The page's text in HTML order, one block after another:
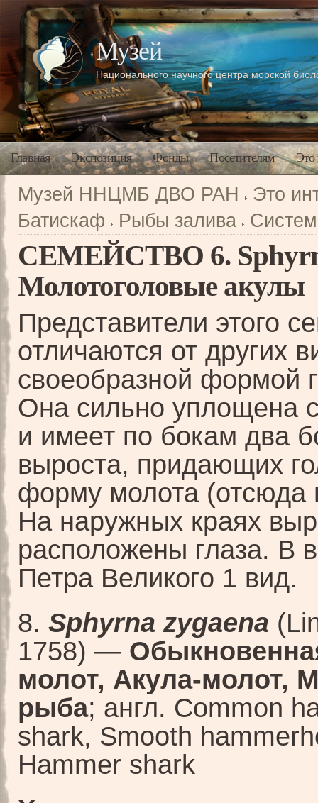
Музей
Национального научного центра морской
Главная Экспозиция Фонды Посетителям Это
Музей ННЦМБ ДВО РАН
Это
Батискаф
Рыбы залива
СЕМЕЙСТВО 6.
Молотоголовые акулы
Представители этого
отличаются от других
своеобразной формой
Она сильно уплощена
и имеет по бокам два
выроста, придающих
форму молота (отсюда
На наружных краях
расположены глаза. В
Петра Великого 1 вид.
8. Sphyrna zygaena
1758) —
молот, Акула-молот,
рыба; англ. Common
shark, Smooth
Hammer shark